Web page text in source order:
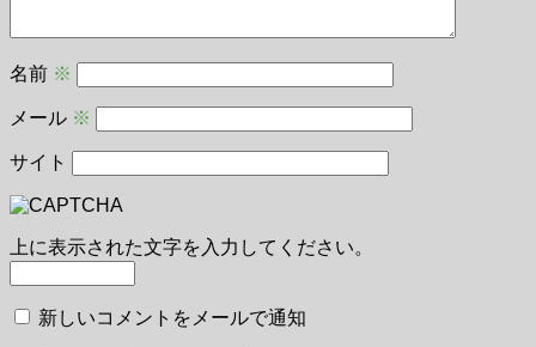
名前 ※
メール ※
サイト
上に表示された文字を入力してください。
新しいコメントをメールで通知